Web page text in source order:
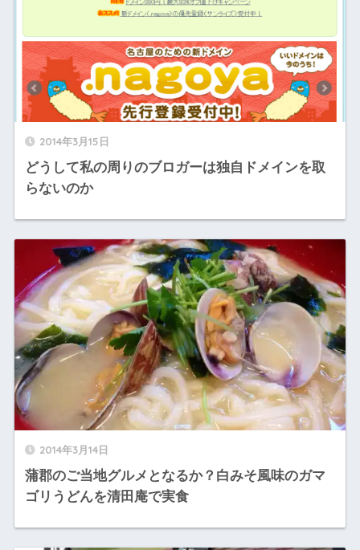
2014年3月15日
どうして私の周りのブロガーは独自ドメインを取
らないのか
2014年3月14日
蒲郡のご当地グルメとなるか？白みそ風味のガマ
ゴリうどんを清田庵で実食